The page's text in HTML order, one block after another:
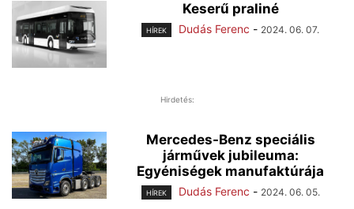
Keserű praliné
HÍREK Dudás Ferenc - 2024. 06. 07.
Hirdetés:
Mercedes-Benz speciális
járművek jubileuma:
Egyéniségek manufaktúrája
HÍREK Dudás Ferenc - 2024. 06. 05.